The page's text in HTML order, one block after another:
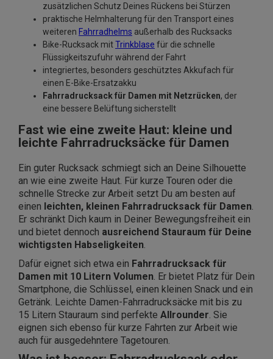
zusätzlichen Schutz Deines Rückens bei Stürzen
praktische Helmhalterung für den Transport eines
weiteren Fahrradhelms außerhalb des Rucksacks
Bike-Rucksack mitTrinkblase für die schnelle
Flüssigkeitszufuhr während der Fahrt
integriertes, besonders geschütztes Akkufach für
einen E-Bike-Ersatzakku
Fahrradrucksack für Damen mit Netzrücken, der
eine bessere Belüftung sicherstellt
Fast wie eine zweite Haut: kleine und
leichte Fahrradrucksäcke für Damen
Ein guter Rucksack schmiegt sich an Deine Silhouette
an wie eine zweite Haut. Für kurze Touren oder die
schnelle Strecke zur Arbeit setzt Du am besten auf
einen leichten, kleinen Fahrradrucksack für Damen
Er schränkt Dich kaum in Deiner Bewegungsfreiheit ein
und bietet dennoch ausreichend Stauraum für Deine
wichtigsten Habseligkeiten
Dafür eignet sich etwa ein Fahrradrucksack für
Damen mit 10 Litern Volumen . Er bietet Platz für Dein
Smartphone, die Schlüssel, einen kleinen Snack und ein
Getränk. Leichte Damen-Fahrradrucksäcke mit bis zu
15 Litern Stauraum sind perfekte Allrounder . Sie
eignen sich ebenso für kurze Fahrten zur Arbeit wie
auch für ausgedehntere Tagetouren.